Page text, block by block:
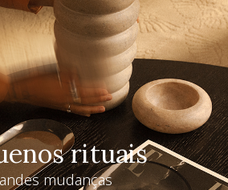
rituais
mudanças